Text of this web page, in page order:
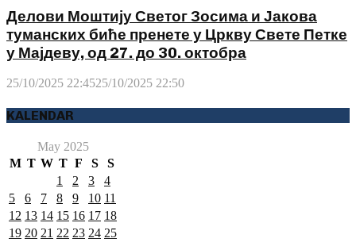
Делови Моштију Светог Зосима и Јакова
туманских биће пренете у Цркву Свете Петке
у Мајдеву, од 27. до 30. октобра
25/10/2025 22:4525/10/2025 22:50
KALENDAR
May 2025
M T W T F S
S
1
2 3
4
5
6 7 8 9 10 11
12 13 14 15 16 17 18
19 20 21 22 23 24 25